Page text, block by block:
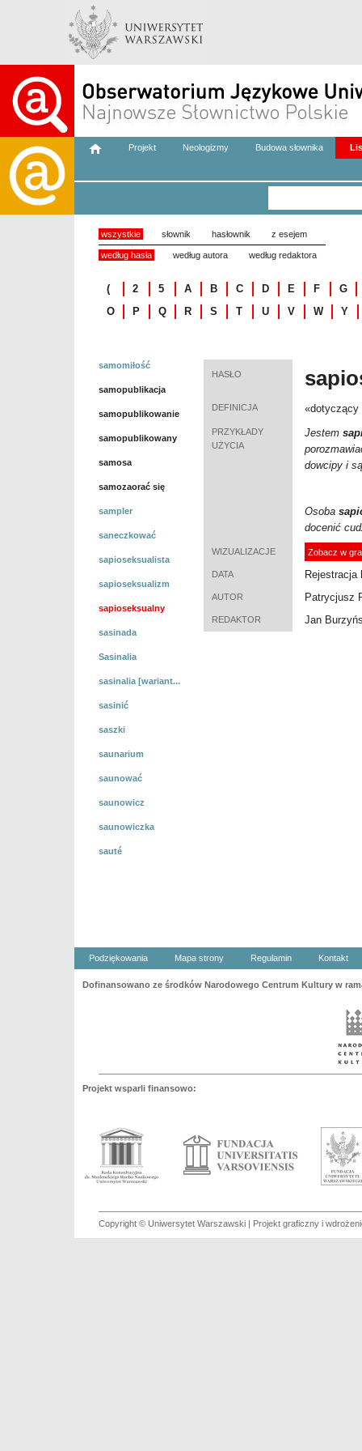
Projekt Neologizmy Budowa słownika
wszystkie słownik hasłownik z esejem
według hasła według autora według redaktora
( 2 5 A B C D E F
G
O
P Q R S T U V W Y
samomiłość
samopublikacja
samopublikowanie
samopublikowany
samosa
samozaorać się
sampler
saneczkować
sapioseksualista
sapioseksualizm
sapioseksualny
sasinada
Sasinalia
sasinalia [wariant...
sasinić
saszki
saunarium
saunować
saunowicz
saunowiczka
sauté
HASŁO
DEFINICJA «dotyczący
PRZYKŁADY
UŻYCIA
Jestem
dowcipy i
Osoba
docenić
WIZUALIZACJE Zobacz w
DATA Rejestracja
AUTOR Patrycjusz
REDAKTOR Jan
Podziękowania Mapa strony Regulamin Kontakt
Dofinansowano ze środków Narodowego Centrum Kultury w
Projekt wsparli finansowo:
Copyright © Uniwersytet Warszawski | Projekt graficzny i